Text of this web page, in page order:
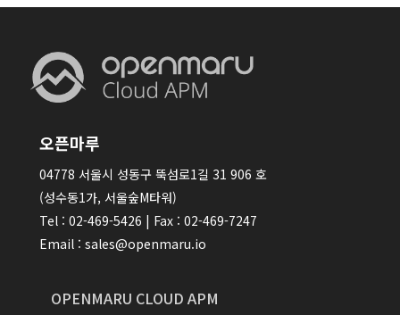
오픈마루
04778 서울시 성동구 뚝섬로1길 31 906 호
(성수동1가, 서울숲M타워)
Tel : 02-469-5426 | Fax : 02-469-7247
Email : sales@openmaru.io
OPENMARU CLOUD APM